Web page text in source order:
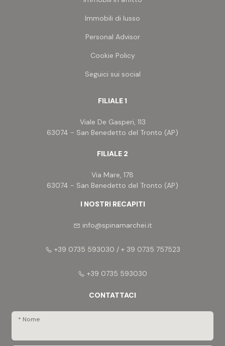
Immobili di lusso
Personal Advisor
Cookie Policy
Seguici sui social
FILIALE 1
Viale De Gasperi, 113
63074 - San Benedetto del Tronto (AP)
FILIALE 2
Via Mare, 178
63074 - San Benedetto del Tronto (AP)
I NOSTRI RECAPITI
info@spinamarchei.it
+39 0735 593030 / + 39 0735 757523
+39 0735 593030
CONTATTACI
* Nome